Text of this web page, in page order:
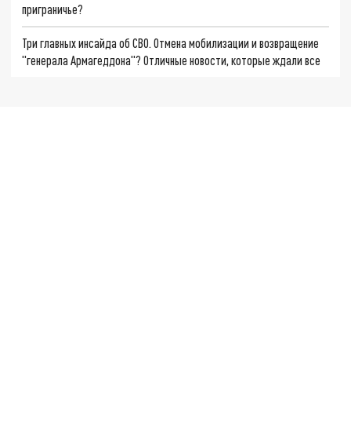
приграничье?
Три главных инсайда об СВО. Отмена мобилизации и возвращение
"генерала Армагеддона"? Отличные новости, которые ждали все